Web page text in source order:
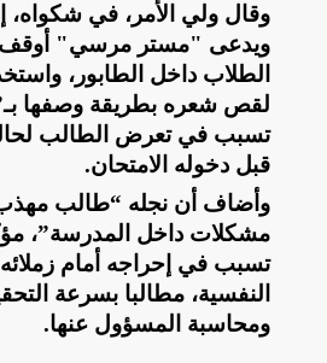
وقال ولي الأمر، في
ويدعى "مستر مرسي" أوقف
الطلاب داخل الطابور،
لقص شعره بطريقة وصفها
تسبب في تعرض الطالب
قبل دخوله الامتحان.
وأضاف أن نجله “طالب مهذب
مشكلات داخل المدرسة”،
تسبب في إحراجه أمام
النفسية، مطالبا بسرعة
ومحاسبة المسؤول عنها.